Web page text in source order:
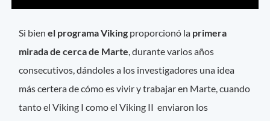
Si bienel programa Viking proporcionó la primera
mirada de cerca de Marte, durante varios años
consecutivos, dándoles a los investigadores una idea
más certera de cómo es vivir y trabajar en Marte, cuando
tanto el Viking I como el Viking II enviaron los